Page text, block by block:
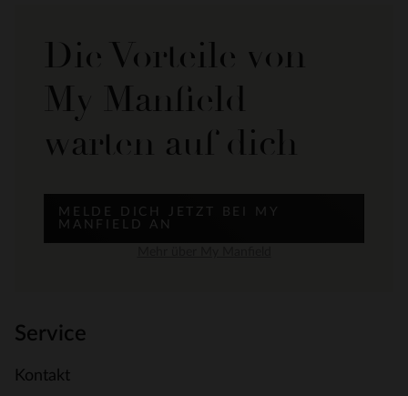
Die Vorteile von
My Manfield
warten auf dich
MELDE DICH JETZT BEI MY
MANFIELD AN
Service
Kontakt